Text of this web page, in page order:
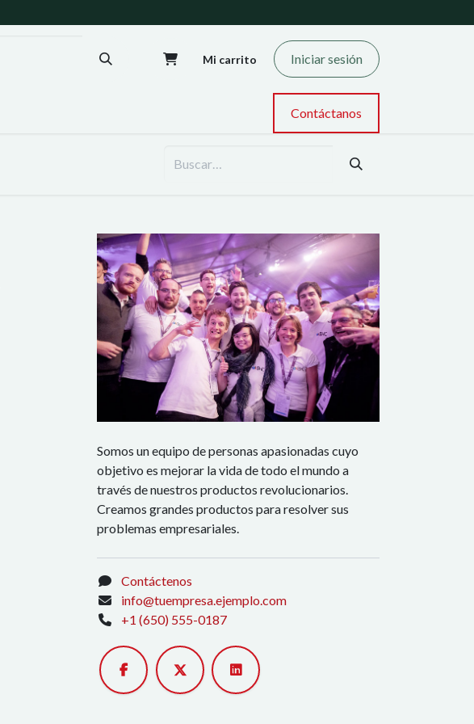
Mi carrito Iniciar sesión
Contáctanos
Somos un equipo de personas apasionadas cuyo
objetivo es mejorar la vida de todo el mundo a
través de nuestros productos revolucionarios.
Creamos grandes productos para resolver sus
problemas empresariales.
Contáctenos
info@tuempresa.ejemplo.com
+1 (650) 555-0187